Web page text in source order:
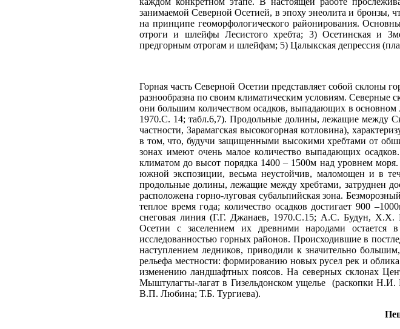
Горная часть Северной Осетии представляет собой склоны
разнообразна по своим климатическим условиям.
они большим количеством осадков, выпадающих в основном
1970.С. 14; табл.6,7). Продольные долины, лежащие между
частности, Зарамагская высокогорная котловина),
в том, что, будучи защищенными высокими хребтами от
зонах имеют очень малое количество выпадающих
климатом до высот порядка 1400 – 1500м над уровнем
южной экспозиции, весьма неустойчив, маломощен и в
продольные долины, лежащие между хребтами, затруднен
расположена горно-луговая субальпийская зона.
теплое время года; количество осадков достигает 900
снеговая линия (Г.Г. Джанаев, 1970.С.15; А.С. Будун, Х.Х.
Осетии с заселением их древними народами остается
исследованностью горных районов. Происходившие в
наступлением ледников, приводили к значительно
рельефа местности: формированию новых русел рек и
изменению ландшафтных поясов. На северных склонах
Мыштулагты-лагат в Гизельдонском ущелье (раскопки
В.П. Любина; Т.Б. Тургиева).